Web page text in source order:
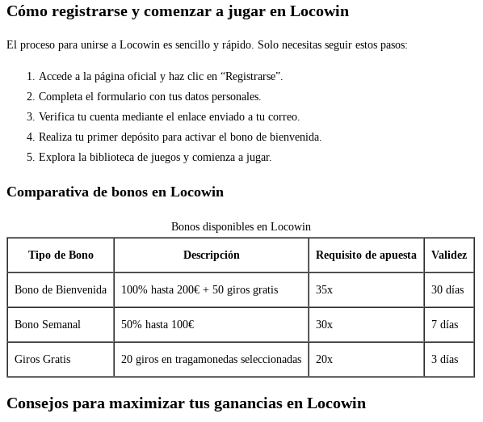
Cómo registrarse y comenzar a jugar en Locowin
El proceso para unirse a Locowin es sencillo y rápido. Solo necesitas seguir estos pasos:
Accede a la página oficial y haz clic en “Registrarse”.
Completa el formulario con tus datos personales.
Verifica tu cuenta mediante el enlace enviado a tu correo.
Realiza tu primer depósito para activar el bono de bienvenida.
Explora la biblioteca de juegos y comienza a jugar.
Comparativa de bonos en Locowin
Bonos disponibles en Locowin
Tipo de Bono Descripción Requisito de apuesta Validez
Bono de Bienvenida 100% hasta 200€ + 50 giros gratis 35x 30 días
Bono Semanal 50% hasta 100€ 30x 7 días
Giros Gratis 20 giros en tragamonedas seleccionadas 20x 3 días
Consejos para maximizar tus ganancias en Locowin